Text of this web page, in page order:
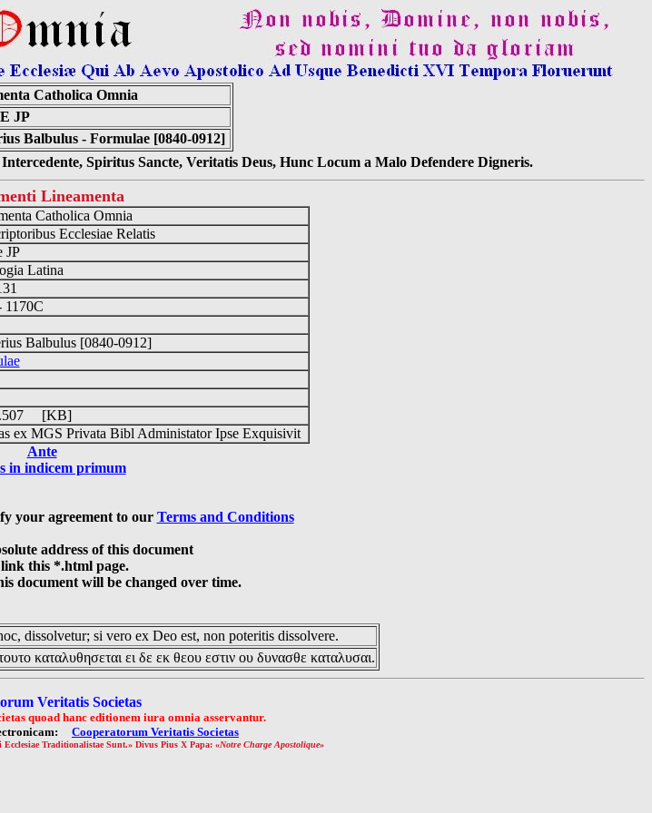
Catholica Omnia
JP
Balbulus - Formulae [0840-0912]
Spiritus Sancte, Veritatis Deus, Hunc Locum a Malo Defendere Digneris.
Lineamenta
Catholica Omnia
Ecclesiae Relatis
JP
Latina
1170C
Balbulus [0840-0912]
[KB]
ex MGS Privata Bibl Administator Ipse Exquisivit
Ante
in indicem primum
your agreement to our Terms and Conditions
address of this document
link this *.html page.
document will be changed over time.
dissolvetur; si vero ex Deo est, non poteritis dissolvere.
καταλυθησεται ει δε εκ θεου εστιν ου δυνασθε καταλυσαι.
Veritatis Societas
quoad hanc editionem iura omnia asservantur.
Cooperatorum Veritatis Societas
Traditionalistae Sunt.» Divus Pius X Papa: «Notre Charge Apostolique»